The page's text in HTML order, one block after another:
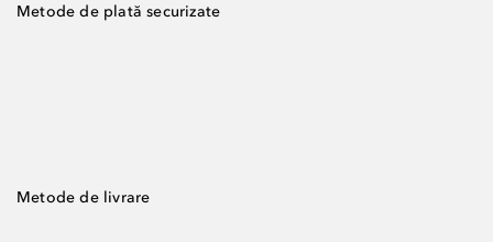
Metode de plată securizate
Metode de livrare